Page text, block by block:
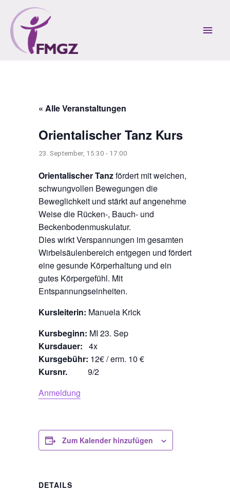
Inhalt
springen
« Alle Veranstaltungen
Orientalischer Tanz Kurs
23. September, 15:30 - 17:00
Orientalischer Tanzfördert mit weichen,
schwungvollen Bewegungen die
Beweglichkeit und stärkt auf angenehme
Weise die Rücken-, Bauch- und
Beckenbodenmuskulatur.
Dies wirkt Verspannungen im gesamten
Wirbelsäulenbereich entgegen und fördert
eine gesunde Körperhaltung und ein
gutes Körpergefühl. Mit
Entspannungseinheiten.
Kursleiterin: Manuela Krick
Kursbeginn: MI 23. Sep
Kursdauer: 4x
Kursgebühr: 12€ / erm. 10 €
Kursnr. 9/2
Anmeldung
Zum Kalender hinzufügen
DETAILS